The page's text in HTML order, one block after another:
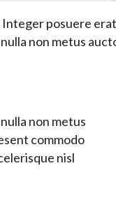
Integer posuere
non metus
non metus
commodo
nisl